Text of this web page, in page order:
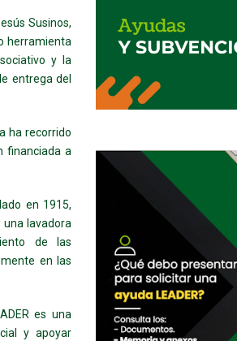
Susinos,
herramienta
y la
entrega del
ha recorrido
financiada a
en 1915,
lavadora
de las
en las
es una
y apoyar